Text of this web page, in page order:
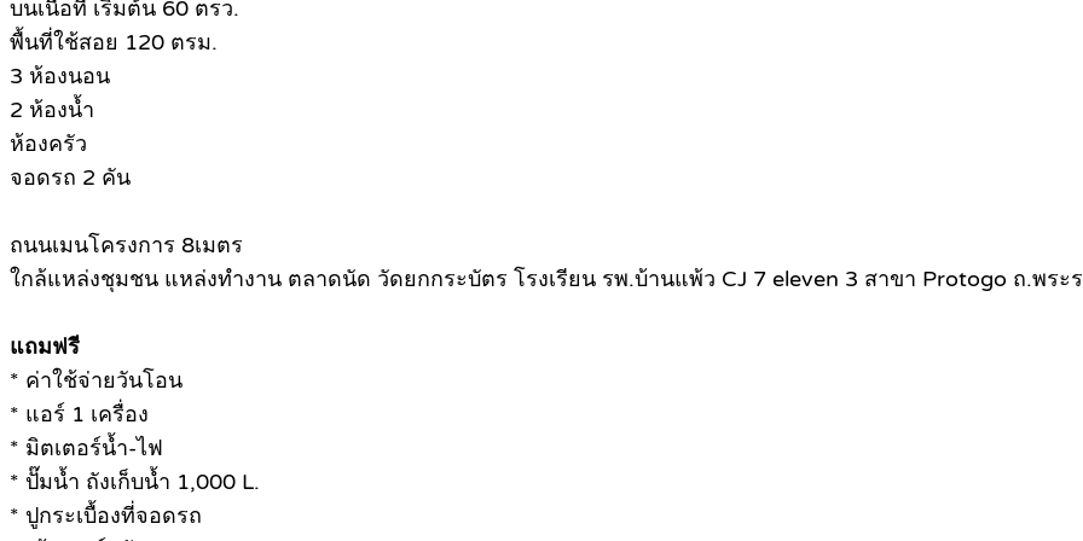
บนเนื้อที่ เริ่มต้น 60 ตรว.
พื้นที่ใช้สอย 120 ตรม.
3 ห้องนอน
2 ห้องน้ำ
ห้องครัว
จอดรถ 2 คัน
ถนนเมนโครงการ 8เมตร
ใกล้แหล่งชุมชน แหล่งทำงาน ตลาดนัด วัดยกกระบัตร โรงเรียน รพ.บ้านแพ้ว CJ 7 eleven 3 สาขา Protogo ถ.พระ
แถมฟรี
* ค่าใช้จ่ายวันโอน
* แอร์ 1 เครื่อง
* มิตเตอร์น้ำ-ไฟ
* ปั๊มน้ำ ถังเก็บน้ำ 1,000 L.
* ปูกระเบื้องที่จอดรถ